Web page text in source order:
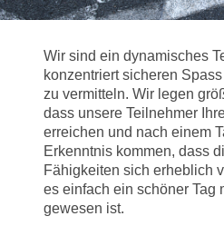
Wir sind ein dynamisches
konzentriert sicheren
zu vermitteln. Wir legen
dass unsere Teilnehmer
erreichen und nach einem
Erkenntnis kommen, dass
Fähigkeiten sich erheblich
es einfach ein schöner Tag
gewesen ist.